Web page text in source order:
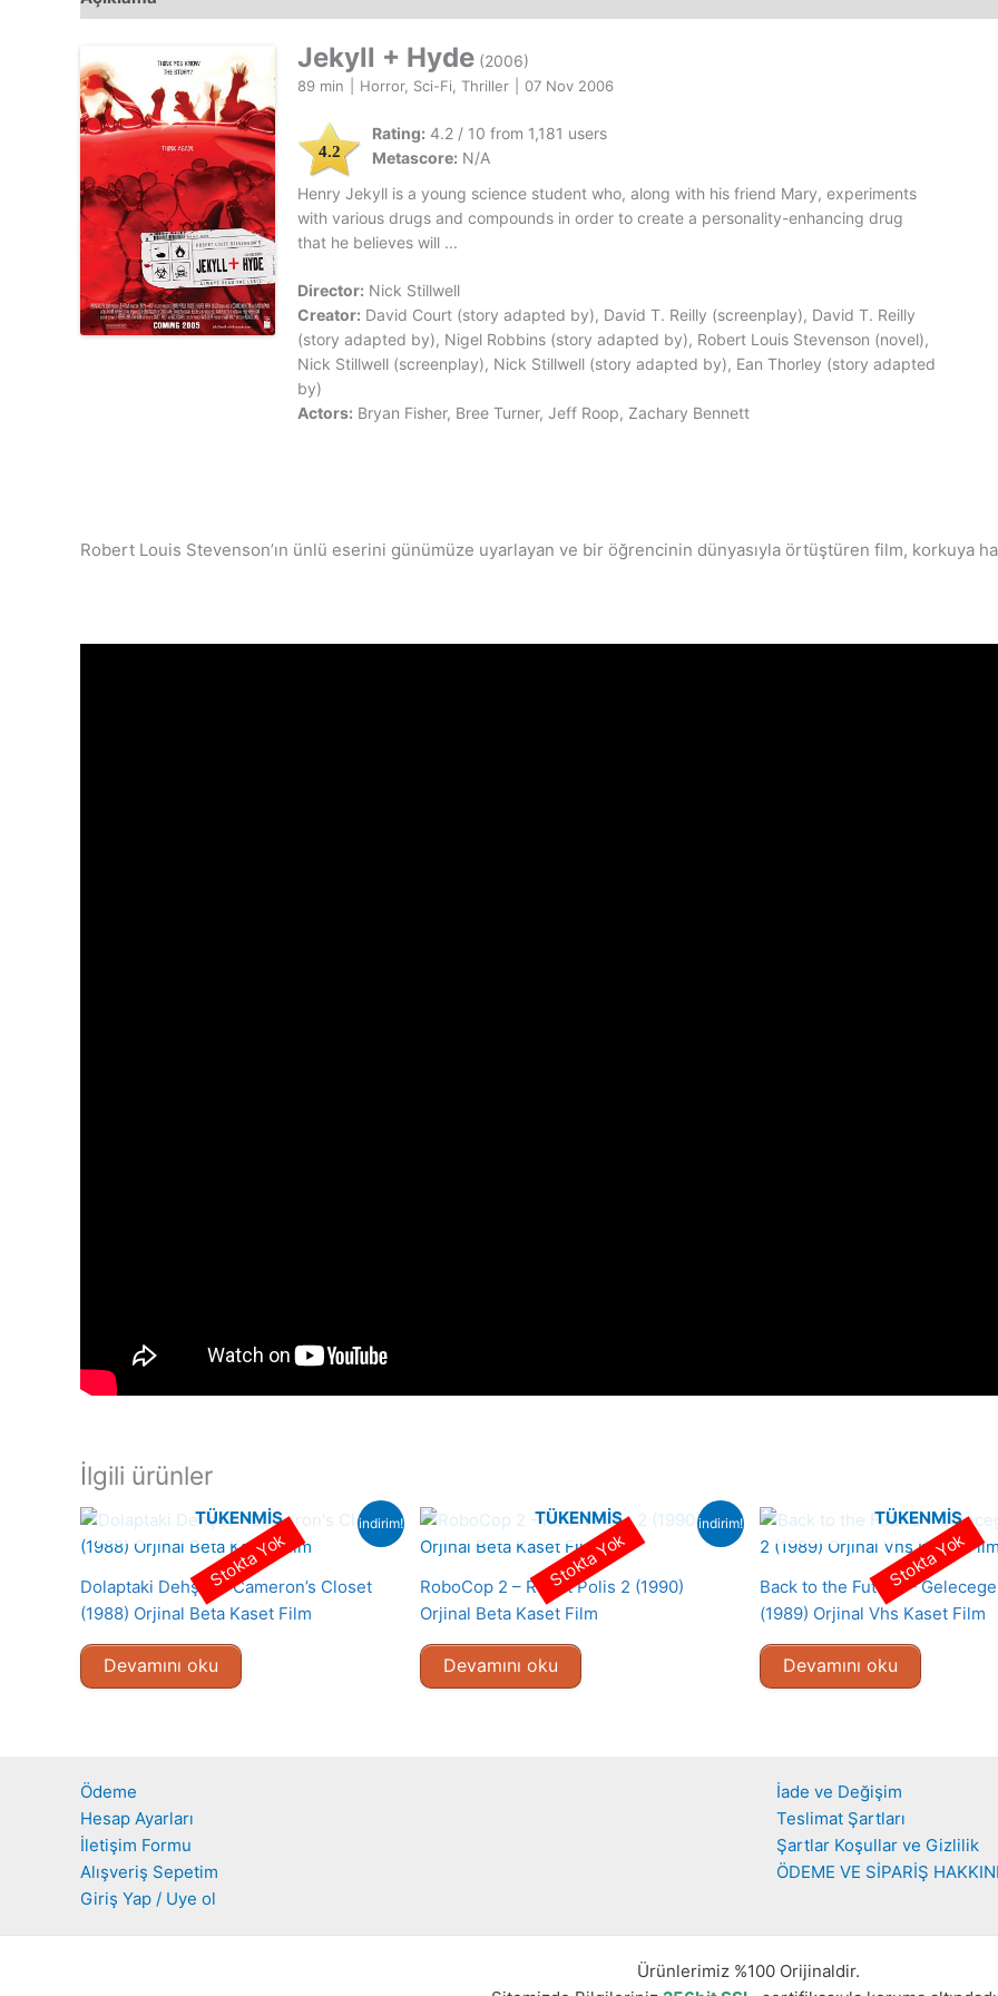
Jekyll + Hyde (2006)
89 min Horror, Sci-Fi, Thriller 07 Nov 2006
4.2
Rating: 4.2 / 10 from 1,181 users
Metascore: N/A
Henry Jekyll is a young science student who, along with his friend Mary, experiments
with various drugs and compounds in order to create a personality-enhancing drug
that he believes will ...
Director: Nick Stillwell
Creator: David Court (story adapted by), David T. Reilly (screenplay), David T. Reilly
(story adapted by), Nigel Robbins (story adapted by), Robert Louis Stevenson (novel),
Nick Stillwell (screenplay), Nick Stillwell (story adapted by), Ean Thorley (story adapted
by)
Actors: Bryan Fisher, Bree Turner, Jeff Roop, Zachary Bennett
Robert Louis Stevenson’ın ünlü eserini günümüze uyarlayan ve bir öğrencinin dünyasıyla örtüştüren film, korkuya
İlgili ürünler
indirim!
TÜKENMIŞ
Dolaptaki Dehşet – Cameron’s Closet
(1988) Orjinal Beta Kaset Film
Devamını oku
Stokta Yok
indirim!
TÜKENMIŞ
RoboCop 2 – Robot Polis 2 (1990)
Orjinal Beta Kaset Film
Devamını oku
Stokta Yok
TÜKENMIŞ
Back to the Future –
(1989) Orjinal Vhs Kaset Film
Devamını oku
Stokta Yok
Ödeme
Hesap Ayarları
İletişim Formu
Alışveriş Sepetim
Giriş Yap / Uye ol
İade ve Değişim
Teslimat Şartları
Şartlar Koşullar ve Gizlilik
ÖDEME VE SİPARİŞ
Ürünlerimiz %100 Orijinaldir.